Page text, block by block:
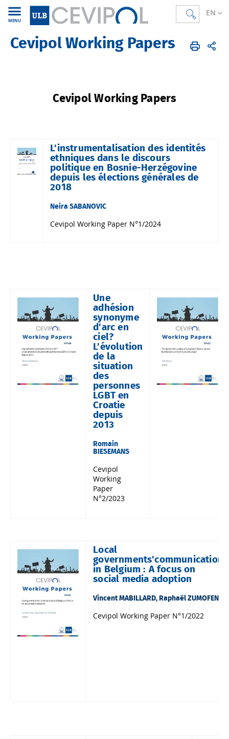
EN
MENU
CEVIPOL EN Publications Cevipol Working Papers
Cevipol Working Papers
Cevipol Working Papers
L'instrumentalisation des identités
ethniques dans le discours
politique en Bosnie-Herzégovine
depuis les élections générales de
2018
Neira SABANOVIC
Cevipol Working Paper N°1/2024
Une
adhésion
synonyme
d'arc en
ciel?
L'évolution
de la
situation
des
personnes
LGBT en
Croatie
depuis
2013
Romain
BIESEMANS
Cevipol
Working
Paper
N°2/2023
Local
governments'communication
in Belgium : A focus on
social media adoption
Vincent MABILLARD, Raphaël ZUMOFEN
Cevipol Working Paper N°1/2022